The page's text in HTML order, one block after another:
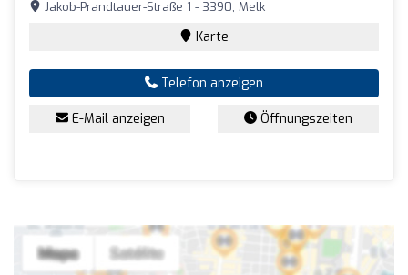
Jakob-Prandtauer-Straße 1 - 3390, Melk
Karte
Telefon anzeigen
E-Mail anzeigen Öffnungszeiten